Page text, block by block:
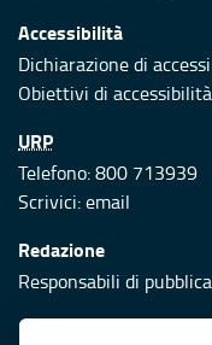
Accessibilità
Dichiarazione di
Obiettivi di accessibilità
URP
Telefono: 800 713939
Scrivici:email
Redazione
Responsabili di
Protezione civile